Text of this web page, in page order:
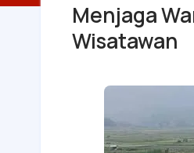
Menjaga
Wisatawan